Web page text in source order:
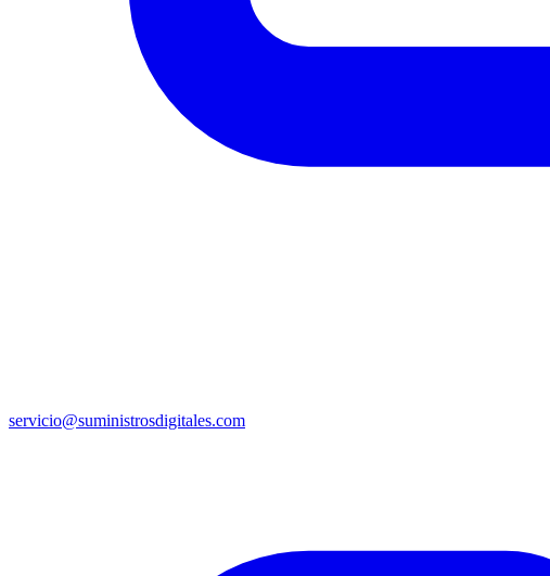
servicio@suministrosdigitales.com